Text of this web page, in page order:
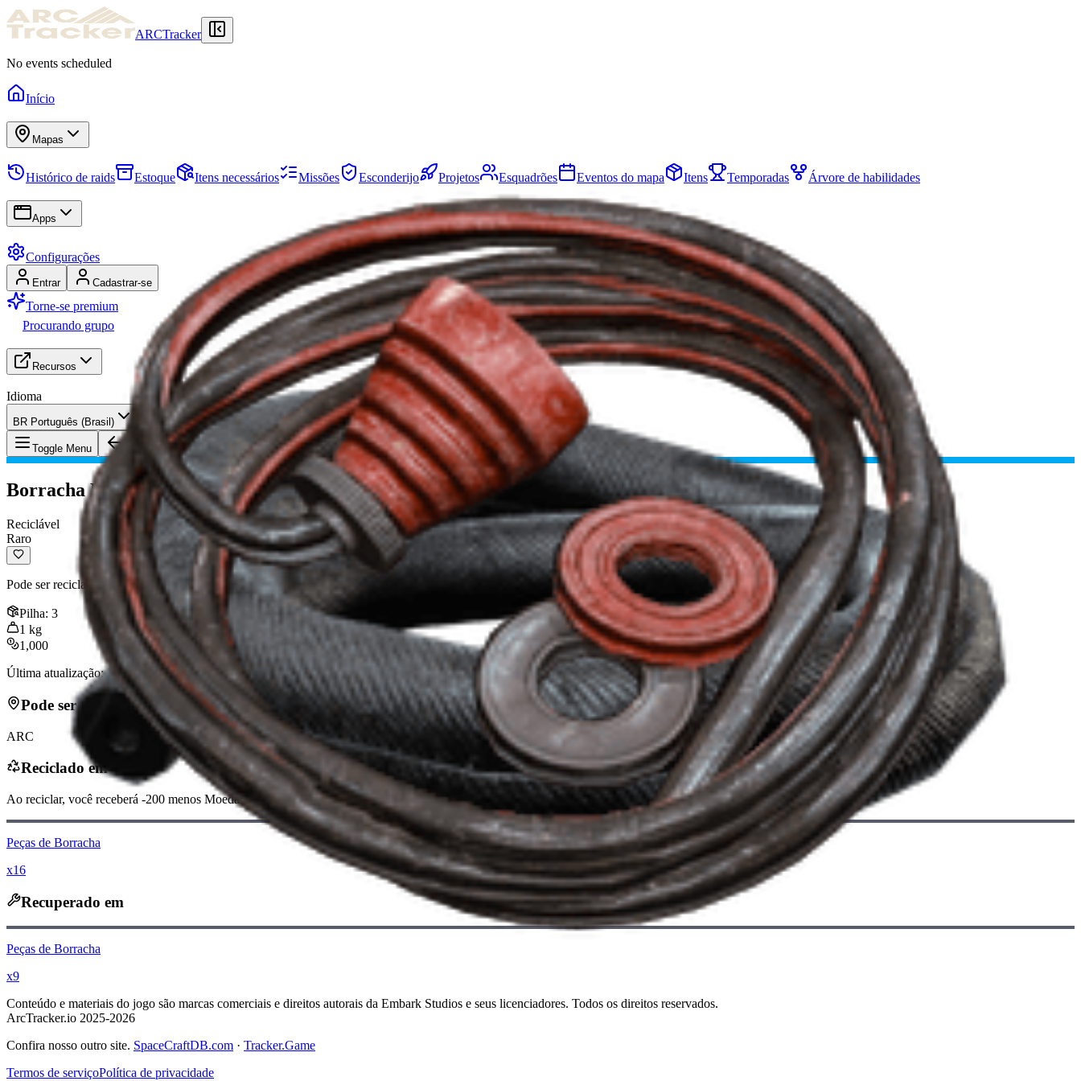
ARCTracker
No events scheduled
Início
Mapas
Histórico de raids Estoque Itens necessários Missões Esconderijo Projetos Esquadrões Eventos do mapa Itens Temporadas Árvore de habilidades
Apps
Configurações
Entrar Cadastrar-se
Torne-se premium
Procurando grupo
Recursos
Idioma
BR Português (Brasil)
Toggle Menu Item:Borracha Flexível ARC
Borracha Flexível ARC
Reciclável
Raro
Pode ser reciclado em materiais de fabricação.
Pilha: 3
1 kg
1,000
Última atualização:Jan 13, 2026
Pode ser encontrado em
ARC
Reciclado em
Ao reciclar, você receberá -200 menos Moedas raider
Peças de Borracha
x16
Recuperado em
Peças de Borracha
x9
Conteúdo e materiais do jogo são marcas comerciais e direitos autorais da Embark Studios e seus licenciadores. Todos os direitos reservados.
ArcTracker.io 2025-2026
Confira nosso outro site. SpaceCraftDB.com · Tracker.Game
Termos de serviçoPolítica de privacidade